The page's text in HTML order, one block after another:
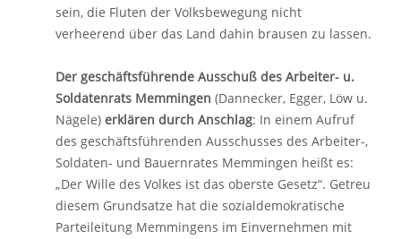
sein, die Fluten der Volksbewegung nicht
verheerend über das Land dahin brausen zu lassen.
Der geschäftsführende Ausschuß des Arbeiter- u.
Soldatenrats Memmingen (Dannecker, Egger, Löw u.
Nägele) erklären durch Anschlag: In einem Aufruf
des geschäftsführenden Ausschusses des Arbeiter-,
Soldaten- und Bauernrates Memmingen heißt es:
„Der Wille des Volkes ist das oberste Gesetz“. Getreu
diesem Grundsatze hat die sozialdemokratische
Parteileitung Memmingens im Einvernehmen mit